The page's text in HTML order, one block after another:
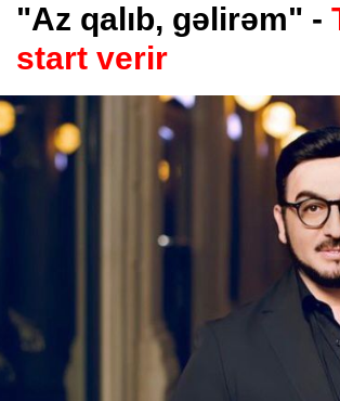
"Az qalıb, gəlirəm" -
start verir